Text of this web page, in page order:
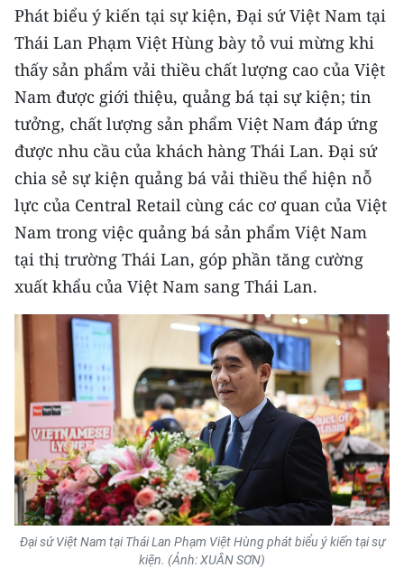
Media Chính trị
Media Kinh tế
Media Văn hóa
Media Xã hội
Media Pháp luật
Media Du lịch
Media Thế giới
Media Giáo dục
Media Y tế
Media Khoa học - Công nghệ
Media Môi trường
Ảnh
Infographic
Phát biểu ý kiến tại sự kiện, Đại sứ Việt Nam tại
Thái Lan Phạm Việt Hùng bày tỏ vui mừng khi
thấy sản phẩm vải thiều chất lượng cao của Việt
Nam được giới thiệu, quảng bá tại sự kiện; tin
tưởng, chất lượng sản phẩm Việt Nam đáp ứng
được nhu cầu của khách hàng Thái Lan. Đại sứ
chia sẻ sự kiện quảng bá vải thiều thể hiện nỗ
lực của Central Retail cùng các cơ quan của Việt
Nam trong việc quảng bá sản phẩm Việt Nam
tại thị trường Thái Lan, góp phần tăng cường
xuất khẩu của Việt Nam sang Thái Lan.
Đại sứ Việt Nam tại Thái Lan Phạm Việt Hùng phát biểu ý kiến tại sự
kiện. (Ảnh: XUÂN SƠN)